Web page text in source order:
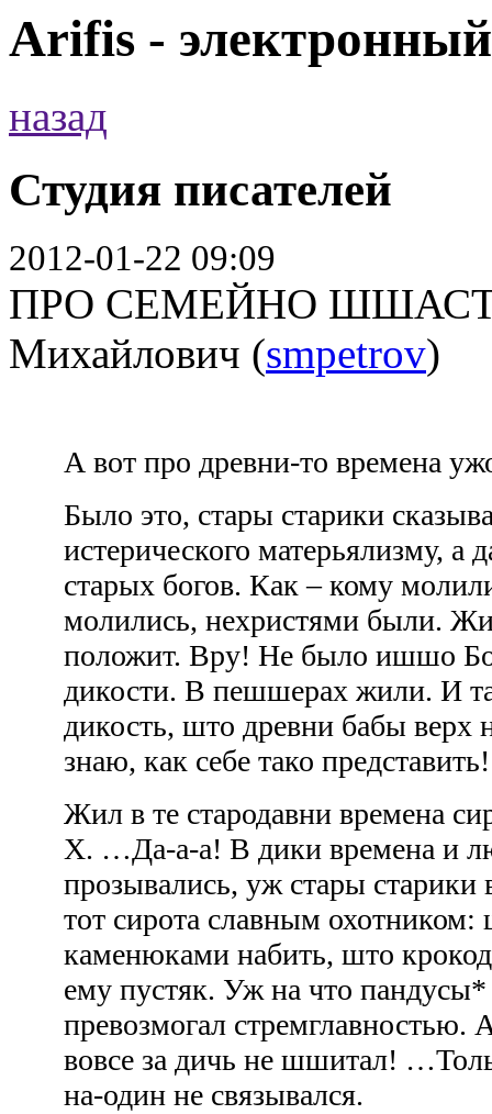
Arifis -
назад
Студия писателей
2012-01-22 09:09
ПРО СЕМЕЙНО
Михайлович (smpetrov)
А вот про древни-то времена
Было это, стары старики
истерического матерьялизму,
старых богов. Как – кому
молились, нехристями были.
положит. Вру! Не было ишшо
дикости. В пешшерах жили. И
дикость, што древни бабы
знаю, как себе тако
Жил в те стародавни времена
Х. …Да-а-а! В дики времена и
прозывались, уж стары старики
тот сирота славным охотником:
каменюками набить, што
ему пустяк. Уж на что
превозмогал стремглавностью.
вовсе за дичь не шшитал!
на-один не связывался.